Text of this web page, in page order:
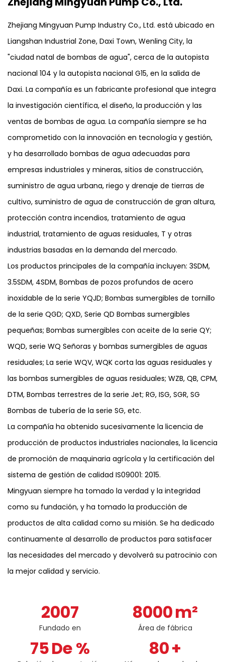
duradero reduce la necesidad de reemplazos
frecuentes, por lo que es una inversión rentable
para aplicaciones industriales y agrícolas.
Zhejiang Mingyuan Pump Industry Co., Ltd. está ubicado en
Liangshan Industrial Zone, Daxi Town, Wenling City, la
"ciudad natal de bombas de agua", cerca de la autopista
nacional 104 y la autopista nacional G15, en la salida de
Daxi. La compañía es un fabricante profesional que integra
la investigación científica, el diseño, la producción y las
ventas de bombas de agua. La compañía siempre se ha
comprometido con la innovación en tecnología y gestión,
y ha desarrollado bombas de agua adecuadas para
empresas industriales y mineras, sitios de construcción,
suministro de agua urbana, riego y drenaje de tierras de
cultivo, suministro de agua de construcción de gran altura,
protección contra incendios, tratamiento de agua
industrial, tratamiento de aguas residuales, T y otras
industrias basadas en la demanda del mercado.
Los productos principales de la compañía incluyen: 3SDM,
3.5SDM, 4SDM, Bombas de pozos profundos de acero
inoxidable de la serie YQJD; Bombas sumergibles de tornillo
de la serie QGD; QXD, Serie QD Bombas sumergibles
pequeñas; Bombas sumergibles con aceite de la serie QY;
WQD, serie WQ Señoras y bombas sumergibles de aguas
residuales; La serie WQV, WQK corta las aguas residuales y
las bombas sumergibles de aguas residuales; WZB, QB, CPM,
DTM, Bombas terrestres de la serie Jet; RG, ISG, SGR, SG
Bombas de tubería de la serie SG, etc.
La compañía ha obtenido sucesivamente la licencia de
producción de productos industriales nacionales, la licencia
de promoción de maquinaria agrícola y la certificación del
sistema de gestión de calidad IS09001: 2015.
Mingyuan siempre ha tomado la verdad y la integridad
como su fundación, y ha tomado la producción de
productos de alta calidad como su misión. Se ha dedicado
continuamente al desarrollo de productos para satisfacer
las necesidades del mercado y devolverá su patrocinio con
la mejor calidad y servicio.
2007
Fundado en
8000m²
Área de fábrica
75De % 80+